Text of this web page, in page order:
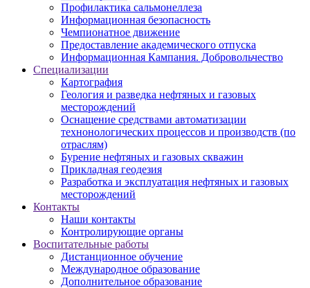
Профилактика сальмонеллеза
Информационная безопасность
Чемпионатное движение
Предоставление академического отпуска
Информационная Кампания. Добровольчество
Специализации
Картография
Геология и разведка нефтяных и газовых
месторождений
Оснащение средствами автоматизации
технонологических процессов и производств (по
отраслям)
Бурение нефтяных и газовых скважин
Прикладная геодезия
Разработка и эксплуатация нефтяных и газовых
месторождений
Контакты
Наши контакты
Контролирующие органы
Воспитательные работы
Дистанционное обучение
Международное образование
Дополнительное образование